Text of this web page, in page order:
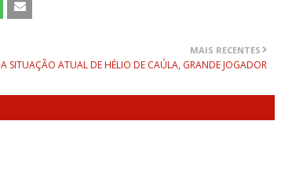
MAIS RECENTES
A SITUAÇÃO ATUAL DE HÉLIO DE CAÚLA, GRANDE JOGADOR